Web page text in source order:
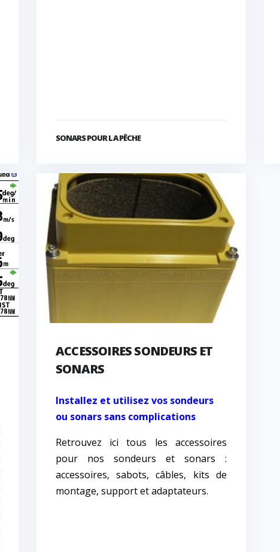
SONARS POUR LA PÊCHE
ACCESSOIRES SONDEURS ET
SONARS
Installez et utilisez vos sondeurs
ou sonars sans complications
Retrouvez ici tous les accessoires
pour nos sondeurs et sonars :
accessoires, sabots, câbles, kits de
montage, support et adaptateurs.